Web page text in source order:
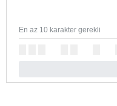
En az 10 karakter gerekli